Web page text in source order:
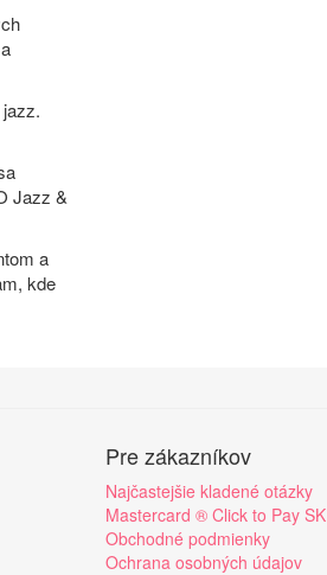
Jazz &
a
kde
Pre zákazníkov
Najčastejšie kladené otázky
Mastercard ® Click to Pay SK
Obchodné podmienky
Ochrana osobných údajov